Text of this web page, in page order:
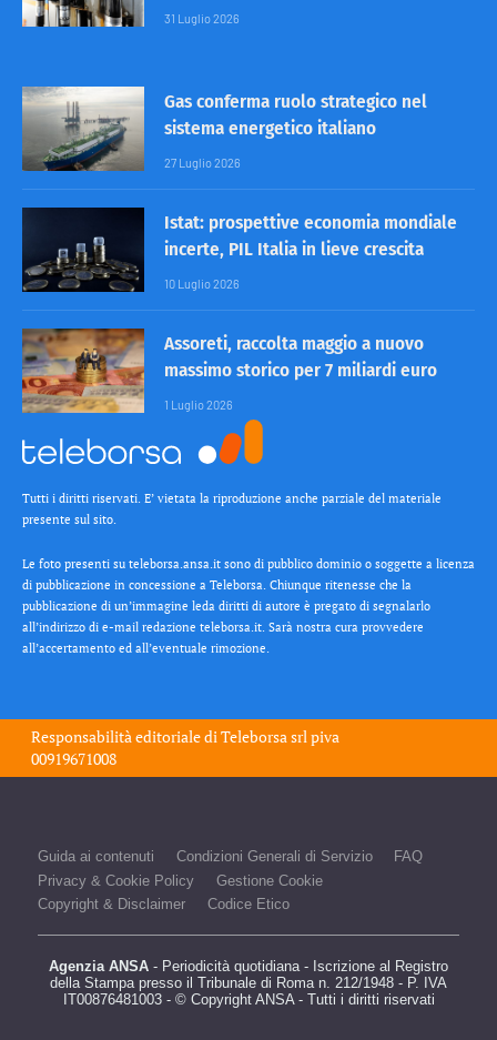
31 Luglio 2026
Gas conferma ruolo strategico nel
sistema energetico italiano
27 Luglio 2026
Istat: prospettive economia mondiale
incerte, PIL Italia in lieve crescita
10 Luglio 2026
Assoreti, raccolta maggio a nuovo
massimo storico per 7 miliardi euro
1 Luglio 2026
Tutti i diritti riservati. E’ vietata la riproduzione anche parziale del materiale
presente sul sito.
Le foto presenti su teleborsa.ansa.it sono di pubblico dominio o soggette a licenza
di pubblicazione in concessione a Teleborsa. Chiunque ritenesse che la
pubblicazione di un’immagine leda diritti di autore è pregato di segnalarlo
all’indirizzo di e-mail redazione teleborsa.it. Sarà nostra cura provvedere
all’accertamento ed all’eventuale rimozione.
Responsabilità editoriale diTeleborsa srlpiva
00919671008
Guida ai contenuti Condizioni Generali di Servizio
FAQ
Privacy & Cookie Policy
Gestione Cookie
Copyright & Disclaimer
Codice Etico
Agenzia ANSA - Periodicità quotidiana - Iscrizione al Registro
della Stampa presso il Tribunale di Roma n. 212/1948 - P. IVA
IT00876481003 - © Copyright ANSA - Tutti i diritti riservati